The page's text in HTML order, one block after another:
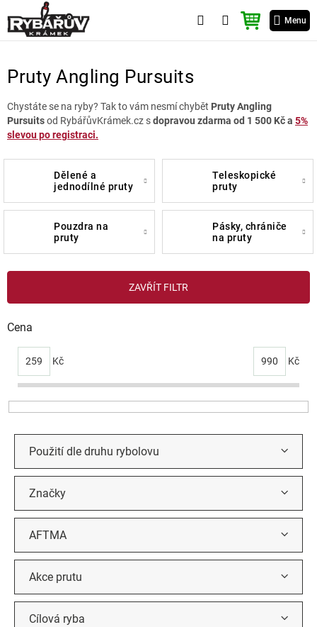
na
obsah
Menu
NÁKUPNÍ
KOŠÍK
Pruty Angling Pursuits
Chystáte se na ryby? Tak to vám nesmí chybět Pruty Angling
Pursuitsod RybářůvKrámek.cz sdopravou zdarma od 1 500 Kč a 5%
slevou po registraci.
dělené a
jednodílné pruty
teleskopické
pruty
pouzdra na
pruty
pásky, chrániče
na pruty
ZAVŘÍT FILTR
Cena
259 Kč 990 Kč
Značky
AFTMA
Akce prutu
Cílová ryba
Použití dle druhu rybolovu
V
p
i
d
u